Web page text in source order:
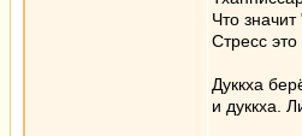
Что значит
Стресс
Дуккха
и дуккха.